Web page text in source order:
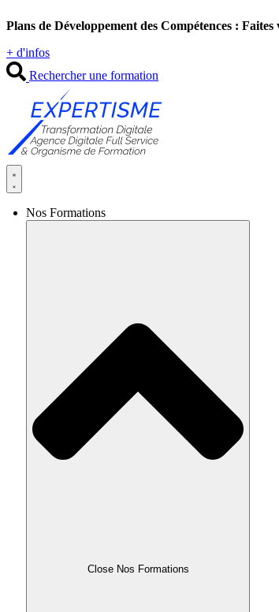
au
Plans de Développement des Compétences :
+ d'infos
Rechercher une formation
Nos Formations
Close Nos Formations